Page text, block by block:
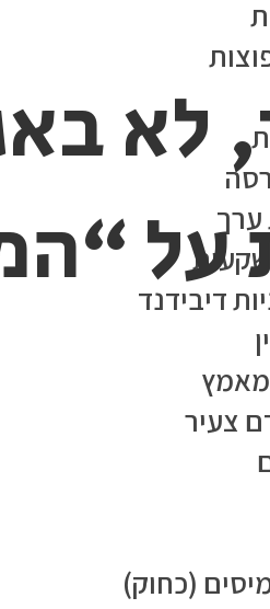
ערך
דיבידנד
מאמץ
צעיר
(כחוק)